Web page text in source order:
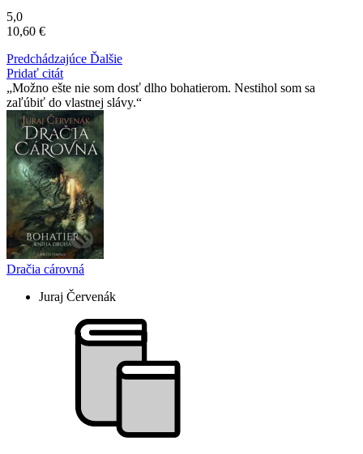
5,0
10,60 €
Predchádzajúce Ďalšie
Pridať citát
Možno ešte nie som dosť dlho bohatierom. Nestihol som sa
zaľúbiť do vlastnej slávy.
Dračia cárovná
Juraj Červenák